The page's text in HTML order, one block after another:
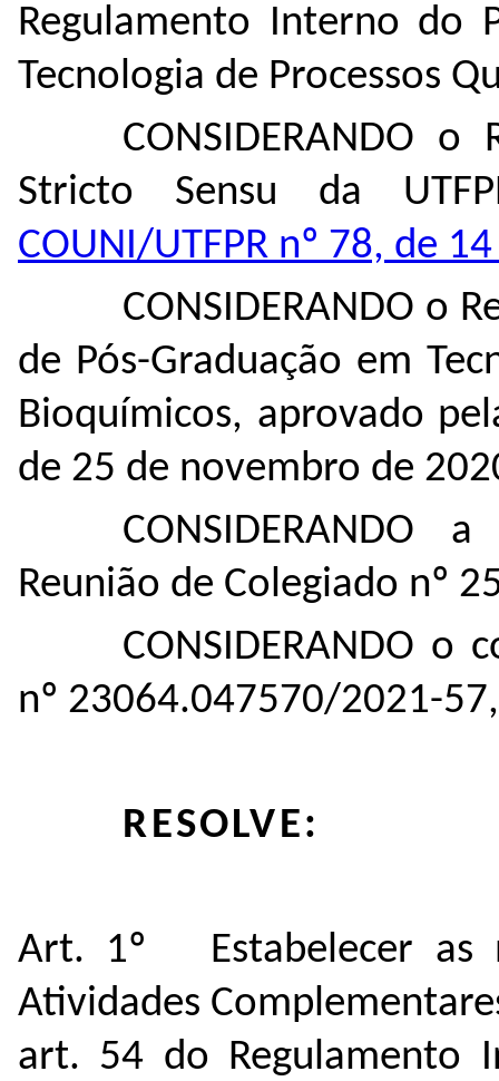
Regulamento Interno do
Tecnologia de Processos
CONSIDERANDO o
Stricto Sensu da
COUNI/UTFPR nº 78, de
CONSIDERANDO o
de Pós-Graduação em
Bioquímicos, aprovado
de 25 de novembro de
Reunião de Colegiado nº
CONSIDERANDO o
nº 23064.047570/2021-57,
RESOLVE:
Art. 1º Estabelecer as
Atividades
art. 54 do Regulamento